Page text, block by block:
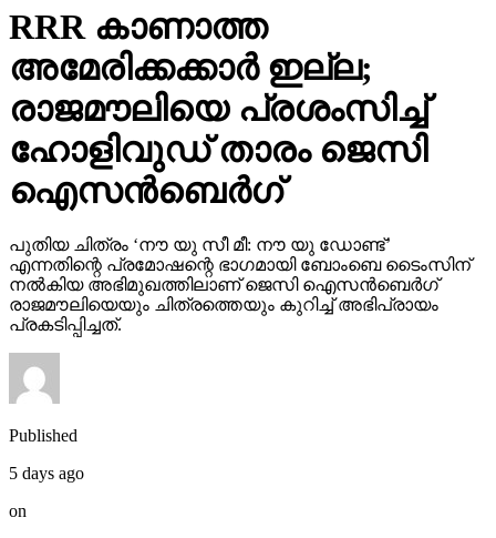
RRR കാണാത്ത
അമേരിക്കക്കാര്‍ ഇല്ല;
രാജമൗലിയെ പ്രശംസിച്ച്
ഹോളിവുഡ് താരം ജെസി
ഐസന്‍ബെര്‍ഗ്
പുതിയ ചിത്രം ‘നൗ യു സീ മീ: നൗ യു ഡോണ്ട്’
എന്നതിന്റെ പ്രമോഷന്റെ ഭാഗമായി ബോംബെ ടൈംസിന്
നല്‍കിയ അഭിമുഖത്തിലാണ് ജെസി ഐസന്‍ബെര്‍ഗ്
രാജമൗലിയെയും ചിത്രത്തെയും കുറിച്ച് അഭിപ്രായം
പ്രകടിപ്പിച്ചത്.
Published
5 days ago
on